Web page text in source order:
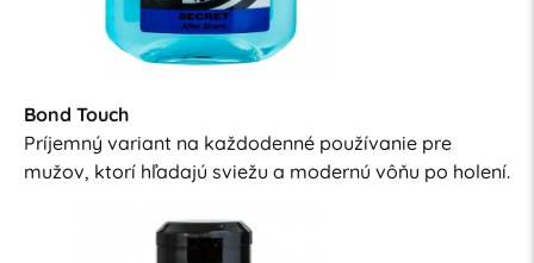
Bond Touch
Príjemný variant na každodenné používanie pre
mužov, ktorí hľadajú sviežu a modernú vôňu po holení.